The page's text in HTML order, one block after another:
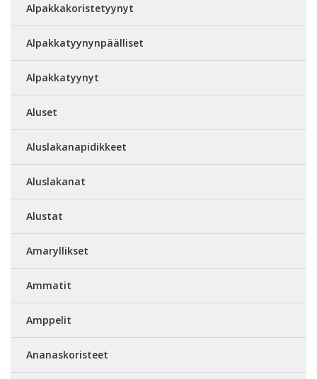
Alpakkakoristetyynyt
Alpakkatyynynpäälliset
Alpakkatyynyt
Aluset
Aluslakanapidikkeet
Aluslakanat
Alustat
Amaryllikset
Ammatit
Amppelit
Ananaskoristeet